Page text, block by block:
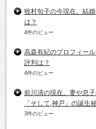
牧村旬子の今現在。結
は？
4件のビュー
高森有紀のプロフィー
評判は？
4件のビュー
前川清の現在。妻や息
「そして,神戸」の誕生
3件のビュー